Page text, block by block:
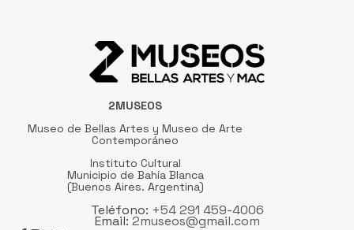
2MUSEOS
Museo de Bellas Artes y Museo de Arte
Contemporáneo
Instituto Cultural
Municipio de Bahía Blanca
(Buenos Aires. Argentina)
Teléfono: +54 291 459-4006
Email: 2museos@gmail.com